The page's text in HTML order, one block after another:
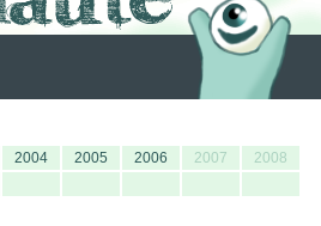
2004 2005 2006 2007
2008